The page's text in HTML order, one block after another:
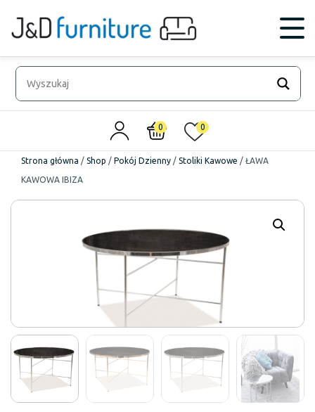
0 0
Strona główna / Shop / Pokój Dzienny / Stoliki Kawowe / ŁAWA
KAWOWA IBIZA